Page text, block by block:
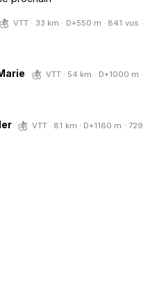
VTT · 33 km · D+550 m · 841 vus ·
VTT · 54 km · D+1000 m ·
VTT · 81 km · D+1160 m · 729